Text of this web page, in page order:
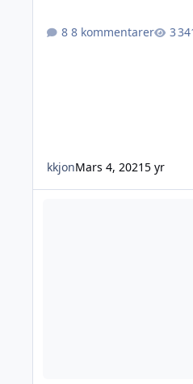
8 kommentarer
kkjonMars 4, 20215 yr